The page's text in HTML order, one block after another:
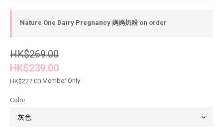
Nature One Dairy Pregnancy 媽媽奶粉 on order
HK$269.00
HK$239.00
HK$227.00 Member Only
Color